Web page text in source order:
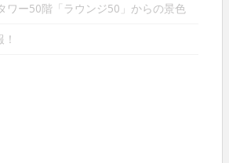
ワー50階「ラウンジ50」からの景色